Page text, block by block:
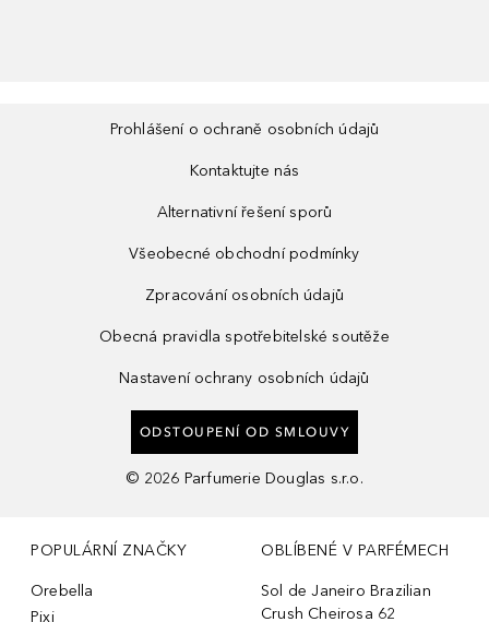
Prohlášení o ochraně osobních údajů
Kontaktujte nás
Alternativní řešení sporů
Všeobecné obchodní podmínky
Zpracování osobních údajů
Obecná pravidla spotřebitelské soutěže
Nastavení ochrany osobních údajů
ODSTOUPENÍ OD SMLOUVY
© 2026 Parfumerie Douglas s.r.o.
POPULÁRNÍ ZNAČKY
Orebella
Pixi
OBLÍBENÉ V PARFÉMECH
Sol de Janeiro Brazilian
Crush Cheirosa 62